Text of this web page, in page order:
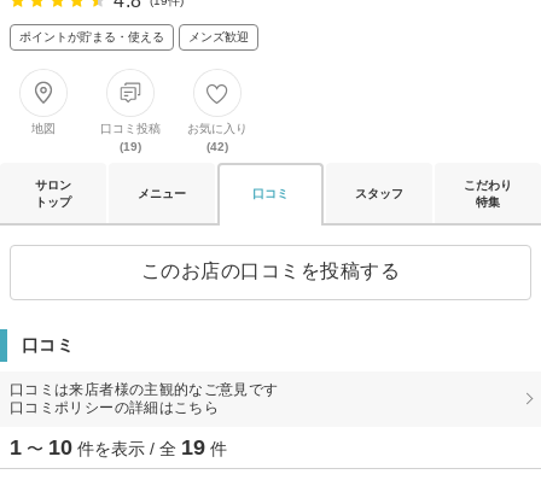
ポイントが貯まる・使える メンズ歓迎
地図
口コミ投稿
(19)
お気に入り
(42)
サロン
トップ
メニュー 口コミ スタッフ
こだわり
特集
このお店の口コミを投稿する
口コミ
口コミは来店者様の主観的なご意見です
口コミポリシーの詳細はこちら
1 〜 10 件を表示 / 全 19 件